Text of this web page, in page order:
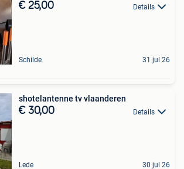
€ 25,00 Details
Schilde 31 jul 26
shotelantenne tv vlaanderen
€ 30,00 Details
Lede 30 jul 26